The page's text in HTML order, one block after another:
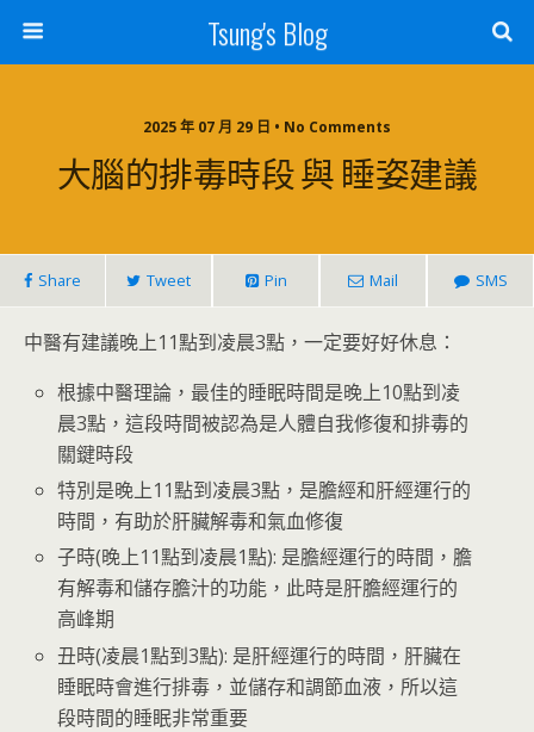
Tsung's Blog
2025 年 07 月 29 日 • No Comments
大腦的排毒時段 與 睡姿建議
Share Tweet Pin Mail SMS
中醫有建議晚上11點到凌晨3點，一定要好好休息：
根據中醫理論，最佳的睡眠時間是晚上10點到凌
晨3點，這段時間被認為是人體自我修復和排毒的
關鍵時段
特別是晚上11點到凌晨3點，是膽經和肝經運行的
時間，有助於肝臟解毒和氣血修復
子時(晚上11點到凌晨1點): 是膽經運行的時間，膽
有解毒和儲存膽汁的功能，此時是肝膽經運行的
高峰期
丑時(凌晨1點到3點): 是肝經運行的時間，肝臟在
睡眠時會進行排毒，並儲存和調節血液，所以這
段時間的睡眠非常重要